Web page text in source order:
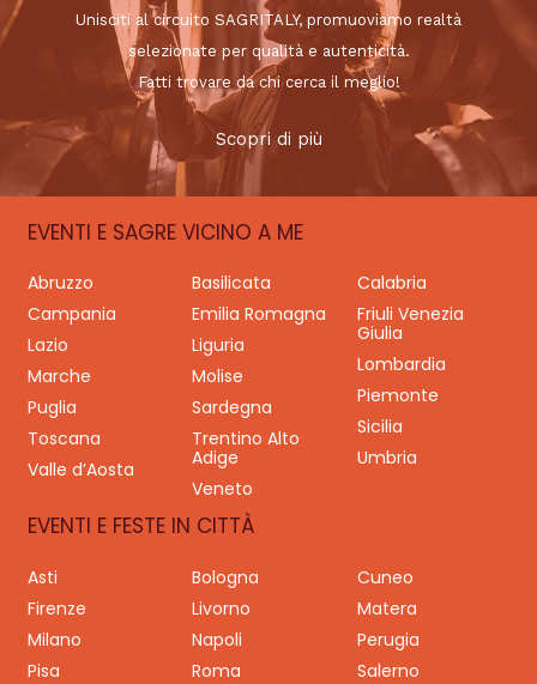
Unisciti al circuito SAGRITALY, promuoviamo realtà
selezionate per qualità e autenticità.
Fatti trovare da chi cerca il meglio!
Scopri di più
EVENTI E SAGRE VICINO A ME
Abruzzo Basilicata
Calabria
Campania
Emilia Romagna
Friuli Venezia
Giulia
Lazio
Liguria
Lombardia
Marche
Molise
Piemonte
Puglia
Sardegna
Sicilia
Toscana
Trentino Alto
Adige
Umbria
Valle d’Aosta
Veneto
EVENTI E FESTE IN CITTÀ
Asti Bologna
Cuneo
Firenze
Livorno
Matera
Milano
Napoli
Perugia
Pisa
Roma
Salerno